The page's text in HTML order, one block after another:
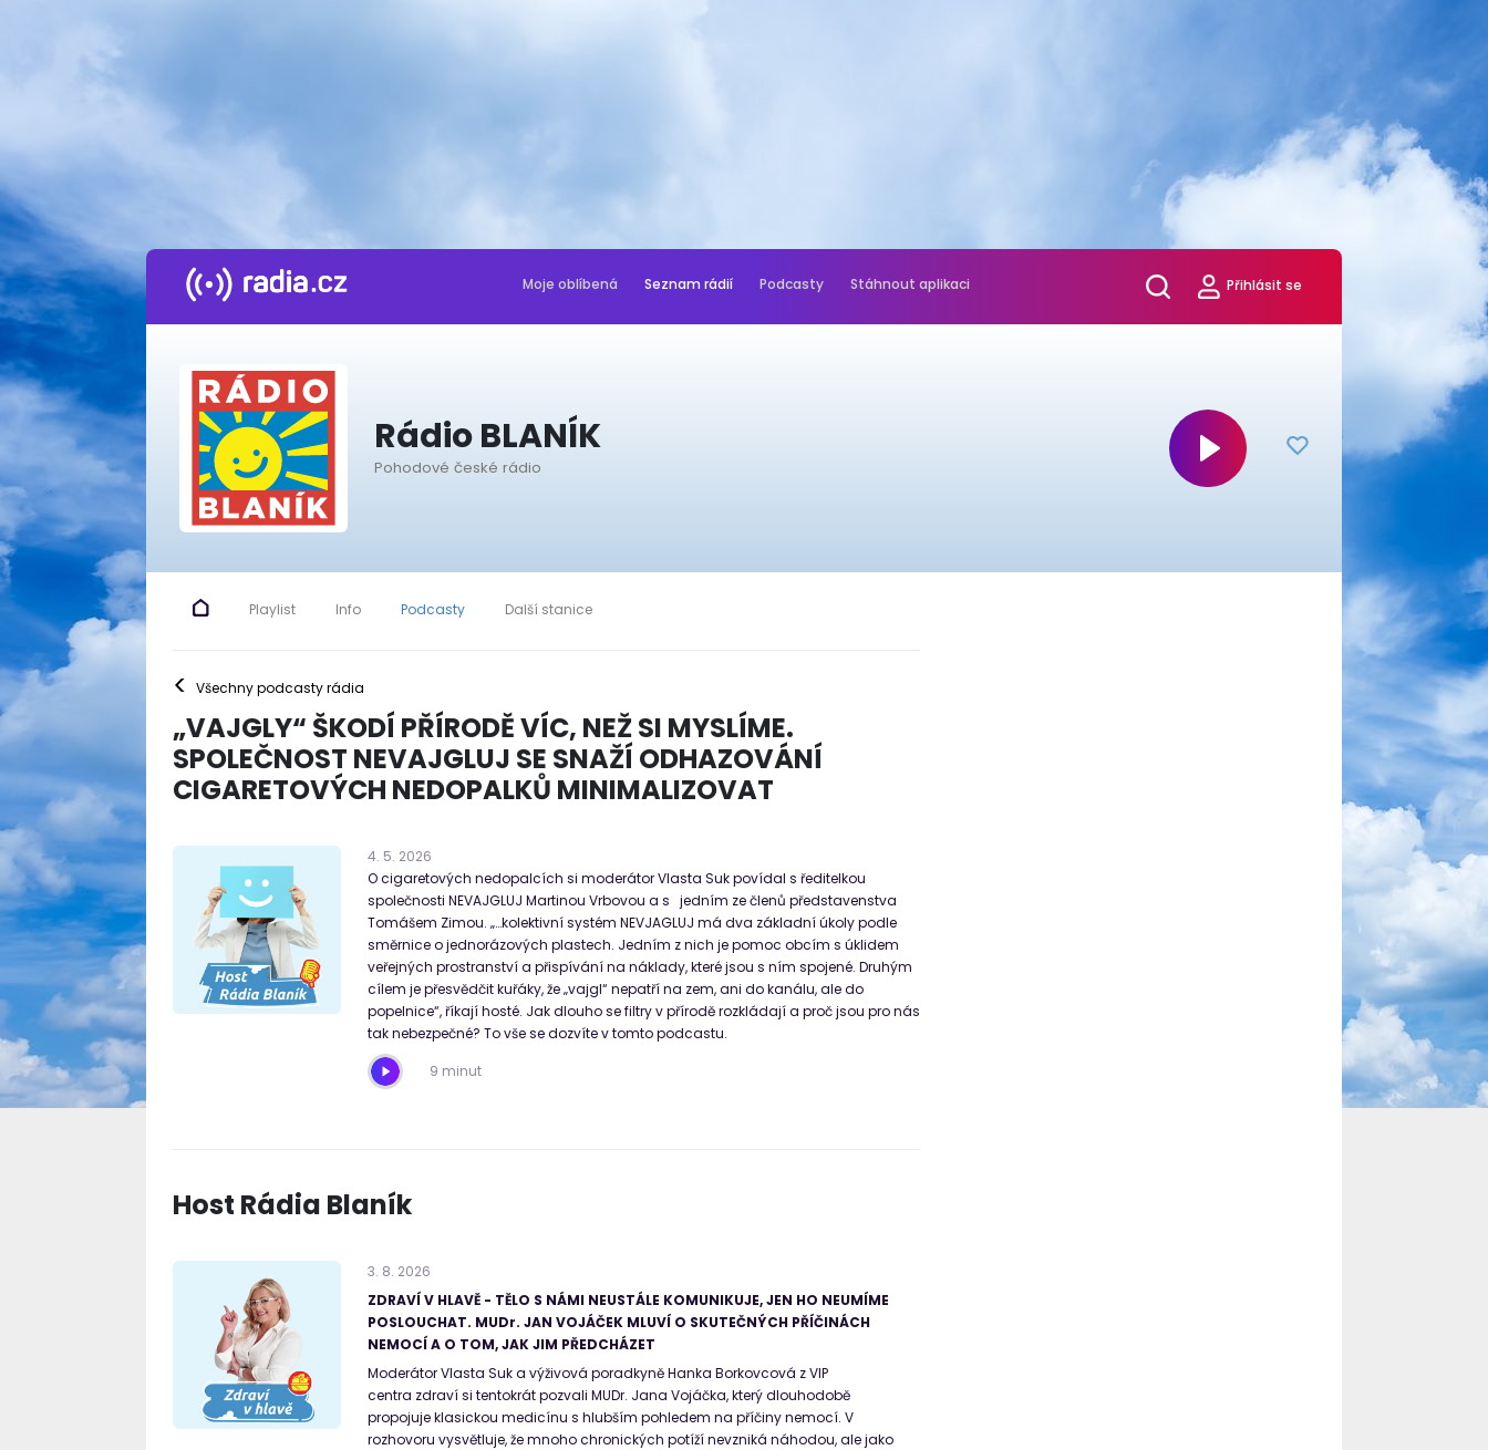
Moje oblíbená Seznam rádií Podcasty Stáhnout aplikaci Přihlásit se
Rádio BLANÍK
Pohodové české rádio
Playlist Info Podcasty Další stanice
< Všechny podcasty rádia
„VAJGLY“ ŠKODÍ PŘÍRODĚ VÍC, NEŽ SI MYSLÍME.
SPOLEČNOST NEVAJGLUJ SE SNAŽÍ ODHAZOVÁNÍ
CIGARETOVÝCH NEDOPALKŮ MINIMALIZOVAT
4. 5. 2026
O cigaretových nedopalcích si moderátor Vlasta Suk povídal s ředitelkou
společnosti NEVAJGLUJ Martinou Vrbovou a s jedním ze členů představenstva
Tomášem Zimou. „…kolektivní systém NEVJAGLUJ má dva základní úkoly podle
směrnice o jednorázových plastech. Jedním z nich je pomoc obcím s úklidem
veřejných prostranství a přispívání na náklady, které jsou s ním spojené. Druhým
cílem je přesvědčit kuřáky, že „vajgl“ nepatří na zem, ani do kanálu, ale do
popelnice“, říkají hosté. Jak dlouho se filtry v přírodě rozkládají a proč jsou pro nás
tak nebezpečné? To vše se dozvíte v tomto podcastu.
9 minut
Host Rádia Blaník
3. 8. 2026
ZDRAVÍ V HLAVĚ - TĚLO S NÁMI NEUSTÁLE KOMUNIKUJE, JEN HO NEUMÍME
POSLOUCHAT. MUDr. JAN VOJÁČEK MLUVÍ O SKUTEČNÝCH PŘÍČINÁCH
NEMOCÍ A O TOM, JAK JIM PŘEDCHÁZET
Moderátor Vlasta Suk a výživová poradkyně Hanka Borkovcová z VIP
centra zdraví si tentokrát pozvali MUDr. Jana Vojáčka, který dlouhodobě
propojuje klasickou medicínu s hlubším pohledem na příčiny nemocí. V
rozhovoru vysvětluje, že mnoho chronických potíží nevzniká náhodou, ale jako